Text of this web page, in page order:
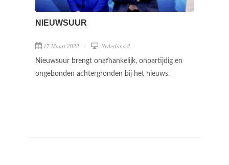
NIEUWSUUR
17 Maart 2022 Nederland 2
Nieuwsuur brengt onafhankelijk, onpartijdig en
ongebonden achtergronden bij het nieuws.